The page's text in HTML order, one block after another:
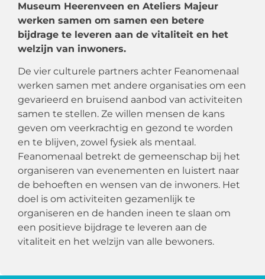
Museum Heerenveen en Ateliers Majeur
werken samen om samen een betere
bijdrage te leveren aan de vitaliteit en het
welzijn van inwoners.
De vier culturele partners achter Feanomenaal
werken samen met andere organisaties om een
gevarieerd en bruisend aanbod van activiteiten
samen te stellen. Ze willen mensen de kans
geven om veerkrachtig en gezond te worden
en te blijven, zowel fysiek als mentaal.
Feanomenaal betrekt de gemeenschap bij het
organiseren van evenementen en luistert naar
de behoeften en wensen van de inwoners. Het
doel is om activiteiten gezamenlijk te
organiseren en de handen ineen te slaan om
een positieve bijdrage te leveren aan de
vitaliteit en het welzijn van alle bewoners.